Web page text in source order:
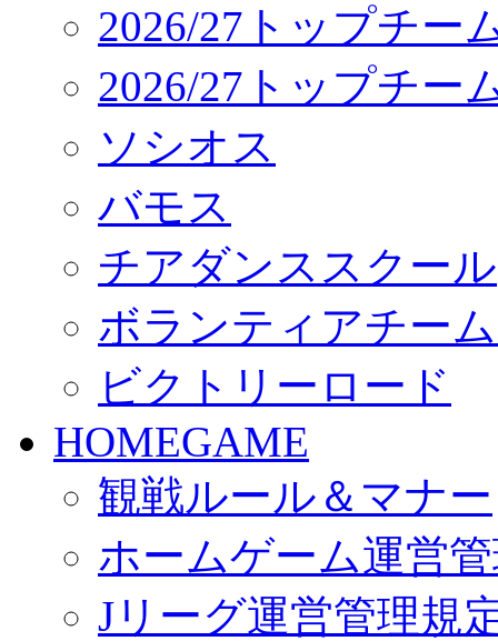
2026/27トップチー
2026/27トップチー
ソシオス
バモス
チアダンススクール
ボランティアチー
ビクトリーロード
HOMEGAME
観戦ルール＆マナー
ホームゲーム運営
Jリーグ運営管理規